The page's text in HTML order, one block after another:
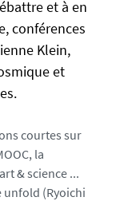
et à en
conférences
Klein,
et
courtes sur
la
& science ...
(Ryoichi